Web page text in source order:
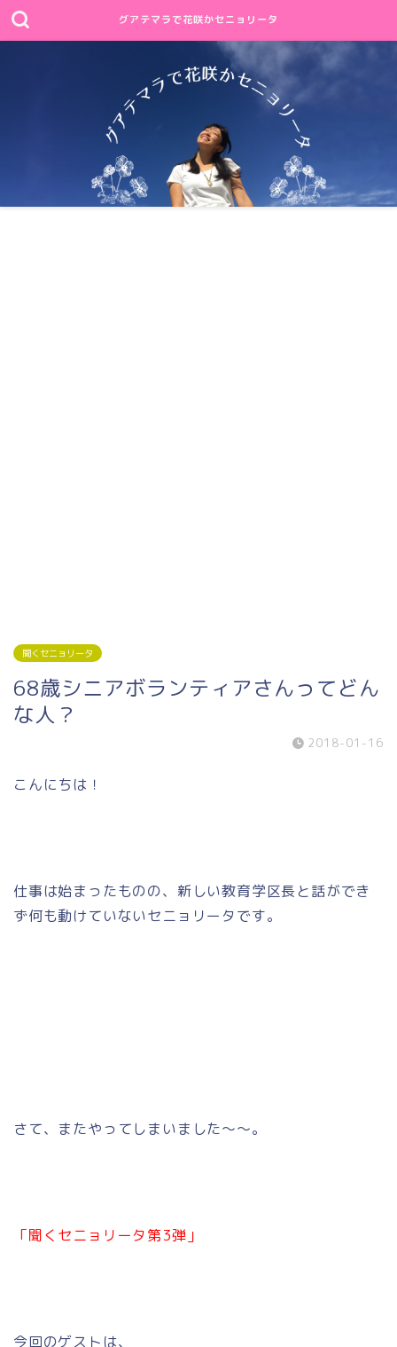
グアテマラで花咲かセニョリータ
聞くセニョリータ
68歳シニアボランティアさんってどん
な人？
2018-01-16
こんにちは！
仕事は始まったものの、新しい教育学区長と話ができ
ず何も動けていないセニョリータです。
さて、またやってしまいました～～。
「聞くセニョリータ第3弾」
今回のゲストは、